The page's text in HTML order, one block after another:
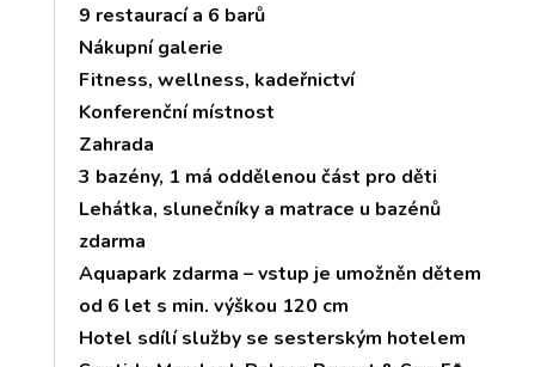
9 restaurací a 6 barů
Nákupní galerie
Fitness, wellness, kadeřnictví
Konferenční místnost
Zahrada
3 bazény, 1 má oddělenou část pro děti
Lehátka, slunečníky a matrace u bazénů
zdarma
Aquapark zdarma – vstup je umožněn dětem
od 6 let s min. výškou 120 cm
Hotel sdílí služby se sesterským hotelem